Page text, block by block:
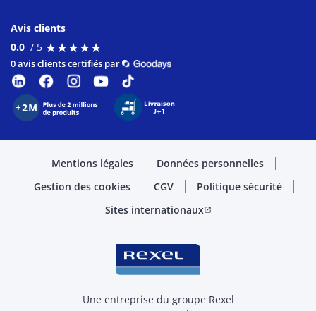
Avis clients
0.0 / 5 ★★★★★
★★★★★
0 avis clients certifiés par
Mentions légales
Données personnelles
Gestion des cookies
CGV
Politique sécurité
Sites internationauxopen_in_new
Une entreprise du groupe Rexel